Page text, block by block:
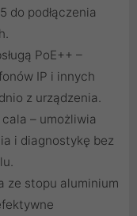
do podłączenia
PoE++ –
IP i innych
z urządzenia.
– umożliwia
i diagnostykę bez
ze stopu aluminium